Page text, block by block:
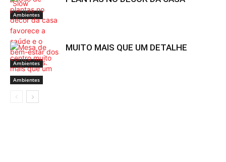
Ambientes
Ambientes
Ambientes
MUITO MAIS QUE UM DETALHE